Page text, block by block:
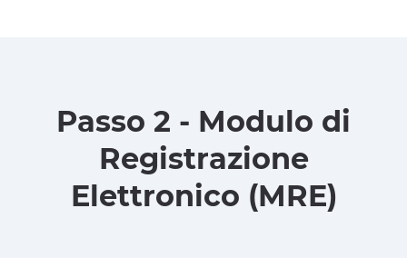
Passo 2 - Modulo di
Registrazione
Elettronico (MRE)